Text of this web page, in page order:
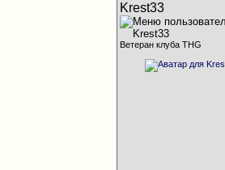
Krest33
Ветеран клуба THG